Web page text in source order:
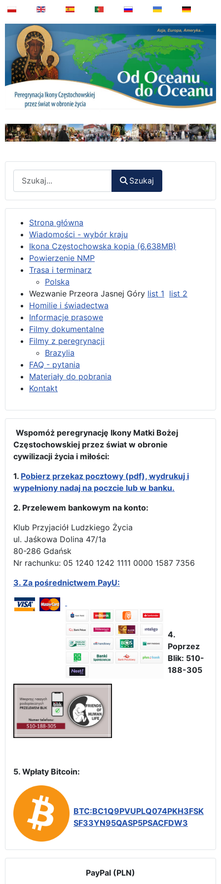
Szukaj
Strona główna
Wiadomości - wybór kraju
Ikona Częstochowska kopia (6,638MB)
Powierzenie NMP
Trasa i terminarz
Polska
Wezwanie Przeora Jasnej Góry list 1 list 2
Homilie i świadectwa
Informacje prasowe
Filmy dokumentalne
Filmy z peregrynacji
Brazylia
FAQ - pytania
Materiały do pobrania
Kontakt
Wspomóż peregrynację Ikony Matki Bożej
Częstochowskiej przez świat w obronie
cywilizacji życia i miłości:
1. Pobierz przekaz pocztowy (pdf), wydrukuj i
wypełniony nadaj na poczcie lub w banku.
2. Przelewem bankowym na konto:
Klub Przyjaciół Ludzkiego Życia
ul. Jaśkowa Dolina 47/1a
80-286 Gdańsk
Nr rachunku: 05 1240 1242 1111 0000 1587 7356
3. Za pośrednictwem PayU:
4.
Poprzez
Blik: 510-
188-305
5. Wpłaty Bitcoin:
BTC:BC1Q9PVUPLQ074PKH3FSK
SF33YN95QASP5PSACFDW3
PayPal (PLN)